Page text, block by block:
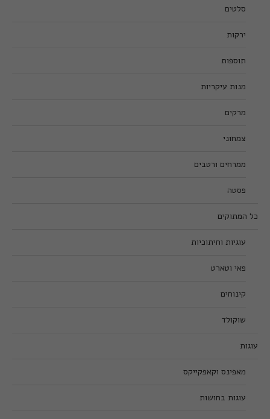
סלטים
ירקות
תוספות
מנות עיקריות
מרקים
צמחוני
ממרחים ורטבים
פסטה
כל המתוקים
עוגיות וחיתוכיות
פאי וטארט
קינוחים
שוקולד
עוגות
מאפינס וקאפקייקס
עוגות בחושות